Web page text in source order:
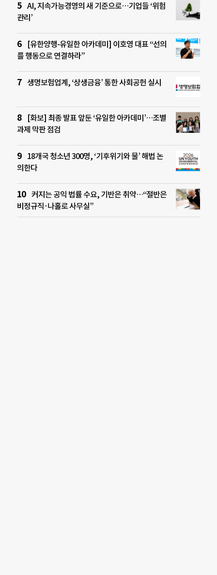
AI, 지속가능경영의 새 기준으로…기업들 ‘위험
관리’
[유한양행-유일한 아카데미] 이호영 대표 “선의
를 행동으로 연결하라”
생명보험업계, ‘상생금융’ 통한 사회공헌 실시
[화보] 최종 발표 앞둔 ‘유일한 아카데미’…조별
과제 막판 점검
18개국 청소년 300명, ‘기후위기와 물’ 해법 논
의한다
커지는 공익 법률 수요, 기반은 취약…“절반은
비정규직·나홀로 사무실”